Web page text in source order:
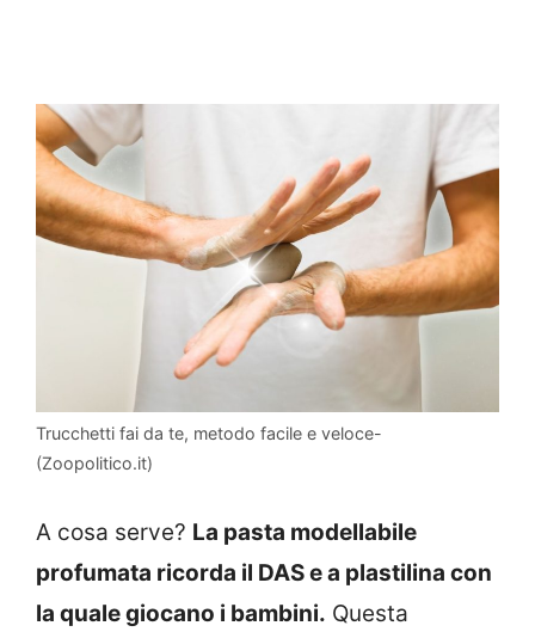
Trucchetti fai da te, metodo facile e veloce-
(Zoopolitico.it)
A cosa serve? La pasta modellabile
profumata ricorda il DAS e a plastilina con
la quale giocano i bambini. Questa